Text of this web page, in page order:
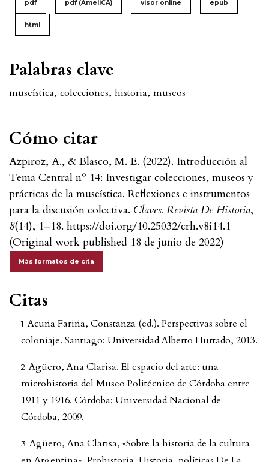
Palabras clave
museística, colecciones, historia, museos
Cómo citar
Azpiroz, A., & Blasco, M. E. (2022). Introducción al
Tema Central nº 14: Investigar colecciones, museos y
prácticas de la museística. Reflexiones e instrumentos
para la discusión colectiva. Claves. Revista De Historia,
8(14), 1–18. https://doi.org/10.25032/crh.v8i14.1
(Original work published 18 de junio de 2022)
Más formatos de cita
pdf pdf (AmeliCA) visor online epub
html
Citas
Acuña Fariña, Constanza (ed.). Perspectivas sobre el
coloniaje. Santiago: Universidad Alberto Hurtado, 2013.
Agüero, Ana Clarisa. El espacio del arte: una
microhistoria del Museo Politécnico de Córdoba entre
1911 y 1916. Córdoba: Universidad Nacional de
Córdoba, 2009.
Agüero, Ana Clarisa, «Sobre la historia de la cultura